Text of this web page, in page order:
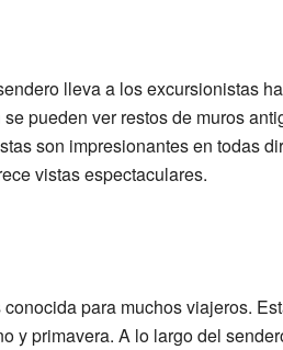
lleva a los excursionistas
pueden ver restos de muros
son impresionantes en todas
vistas espectaculares.
para muchos viajeros.
y primavera. A lo largo del